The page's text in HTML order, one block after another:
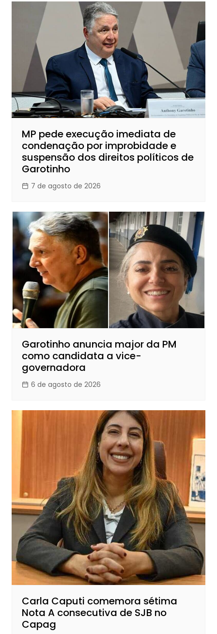
MP pede execução imediata de
condenação por improbidade e
suspensão dos direitos políticos de
Garotinho
7 de agosto de 2026
Garotinho anuncia major da PM
como candidata a vice-
governadora
6 de agosto de 2026
Carla Caputi comemora sétima
Nota A consecutiva de SJB no
Capag